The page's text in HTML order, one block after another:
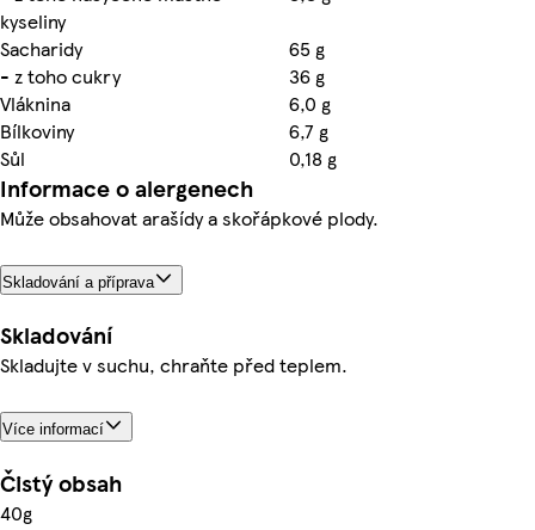
kyseliny
Sacharidy
65 g
- z toho cukry
36 g
Vláknina
6,0 g
Bílkoviny
6,7 g
Sůl
0,18 g
Informace o alergenech
Může obsahovat arašídy a skořápkové plody.
Skladování a příprava
Skladování
Skladujte v suchu, chraňte před teplem.
Více informací
Čistý obsah
40g